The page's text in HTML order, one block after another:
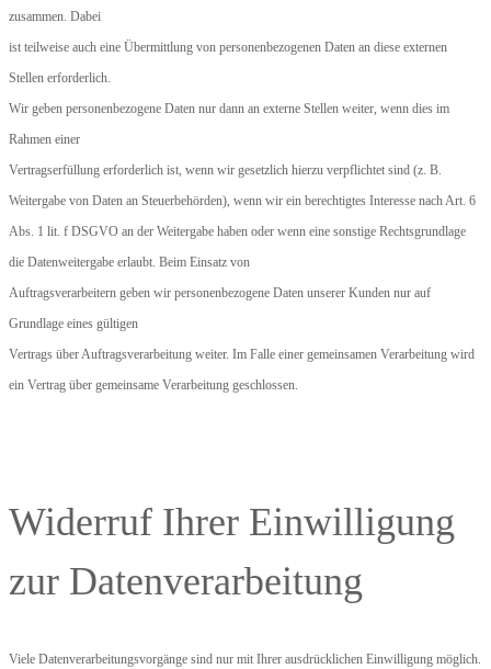
zusammen. Dabei
ist teilweise auch eine Übermittlung von personenbezogenen Daten an diese externen
Stellen erforderlich.
Wir geben personenbezogene Daten nur dann an externe Stellen weiter, wenn dies im
Rahmen einer
Vertragserfüllung erforderlich ist, wenn wir gesetzlich hierzu verpflichtet sind (z. B.
Weitergabe von Daten an Steuerbehörden), wenn wir ein berechtigtes Interesse nach Art. 6
Abs. 1 lit. f DSGVO an der Weitergabe haben oder wenn eine sonstige Rechtsgrundlage
die Datenweitergabe erlaubt. Beim Einsatz von
Auftragsverarbeitern geben wir personenbezogene Daten unserer Kunden nur auf
Grundlage eines gültigen
Vertrags über Auftragsverarbeitung weiter. Im Falle einer gemeinsamen Verarbeitung wird
ein Vertrag über gemeinsame Verarbeitung geschlossen.
Widerruf Ihrer Einwilligung
zur Datenverarbeitung
Viele Datenverarbeitungsvorgänge sind nur mit Ihrer ausdrücklichen Einwilligung möglich.